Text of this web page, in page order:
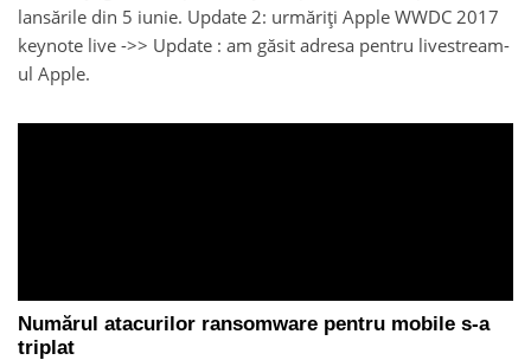
lansările din 5 iunie. Update 2: urmăriți Apple WWDC 2017
keynote live ->> Update : am găsit adresa pentru livestream-
ul Apple.
Numărul atacurilor ransomware pentru mobile s-a
triplat